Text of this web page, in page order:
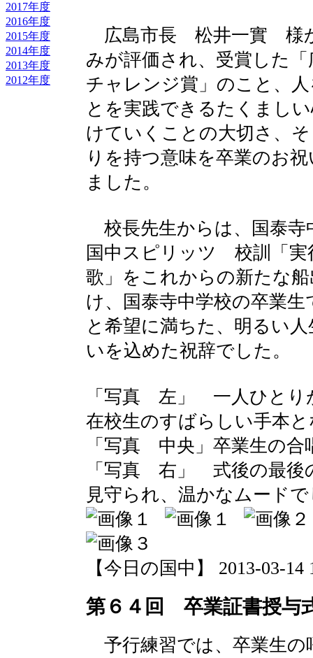
2017年度
2016年度
2015年度
2014年度
2013年度
2012年度
広島市長 松井一實 様
みが評価され、受賞した
チャレンジ賞」のこと、
とを実践できるたくまし
けていくことの大切さ、
りを持つ意味を卒業のお
ました。
校長先生からは、国泰寺
国中スピリッツ 校訓「実
歌」をこれからの新たな
け、国泰寺中学校の卒業
と希望に満ちた、明るい
いを込めた祝辞でした。
「写真 左」 一人ひとり
在校生のすばらしい手本
「写真 中央」卒業生の
「写真 右」 式後の最後
見守られ、温かなムード
【今日の国中】 2013-03-14
第６４回 卒業証書授与
予行練習では、卒業生の